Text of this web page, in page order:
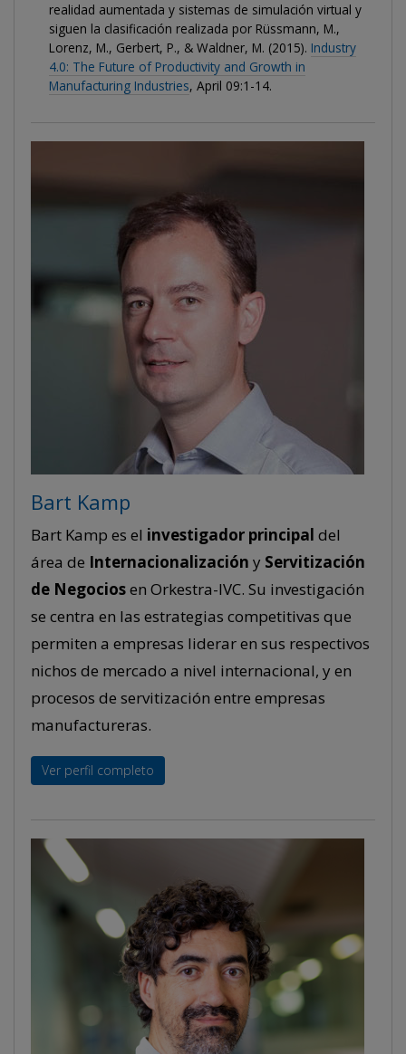
realidad aumentada y sistemas de simulación virtual y
siguen la clasificación realizada por Rüssmann, M.,
Lorenz, M., Gerbert, P., & Waldner, M. (2015). Industry
4.0: The Future of Productivity and Growth in
Manufacturing Industries, April 09:1-14.
Bart Kamp
Bart Kamp es el investigador principal del
área de Internacionalización y Servitización
de Negociosen Orkestra-IVC. Su investigación
se centra en las estrategias competitivas que
permiten a empresas liderar en sus respectivos
nichos de mercado a nivel internacional, y en
procesos de servitización entre empresas
manufactureras.
Ver perfil completo